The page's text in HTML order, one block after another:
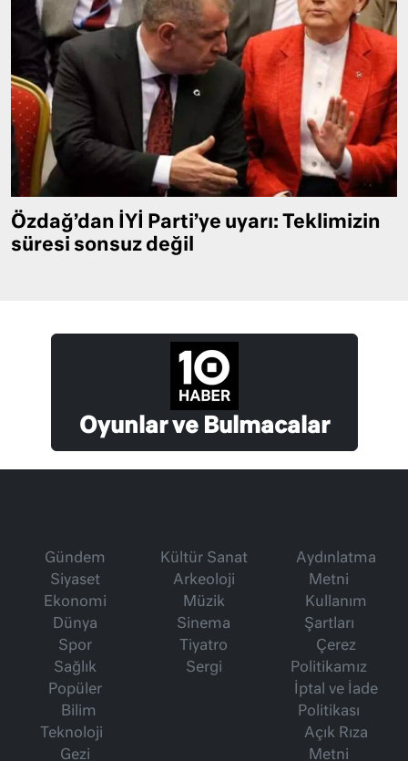
Özdağ’dan İYİ Parti’ye uyarı: Teklimizin
süresi sonsuz değil
Oyunlar ve Bulmacalar
Gündem
Siyaset
Ekonomi
Dünya
Spor
Sağlık
Popüler
Bilim
Teknoloji
Gezi
Kültür Sanat
Arkeoloji
Müzik
Sinema
Tiyatro
Sergi
Aydınlatma
Metni
Kullanım
Şartları
Çerez
Politikamız
İptal ve İade
Politikası
Açık Rıza
Metni